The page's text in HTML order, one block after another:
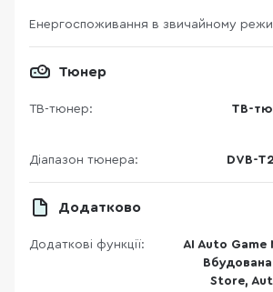
Енергоспоживання в звичайному
Тюнер
ТВ-тюнер:
ТВ-
Діапазон тюнера: DVB-
Додатково
Додаткові функції:
AI Auto Game
Store,